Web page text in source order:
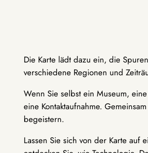
Die Karte lädt dazu ein, die
verschiedene Regionen und
Wenn Sie selbst ein Museum,
eine Kontaktaufnahme.
begeistern.
Lassen Sie sich von der Karte